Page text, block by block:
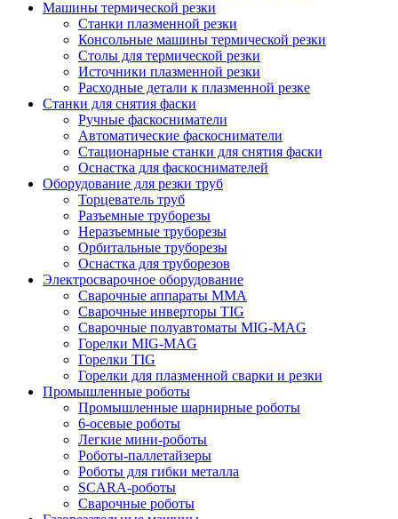
Машины термической резки
Станки плазменной резки
Консольные машины термической резки
Столы для термической резки
Источники плазменной резки
Расходные детали к плазменной резке
Станки для снятия фаски
Ручные фаскосниматели
Автоматические фаскосниматели
Стационарные станки для снятия фаски
Оснастка для фаскоснимателей
Оборудование для резки труб
Торцеватель труб
Разъемные труборезы
Неразъемные труборезы
Орбитальные труборезы
Оснастка для труборезов
Электросварочное оборудование
Сварочные аппараты MMA
Сварочные инверторы TIG
Сварочные полуавтоматы MIG-MAG
Горелки MIG-MAG
Горелки TIG
Горелки для плазменной сварки и резки
Промышленные роботы
Промышленные шарнирные роботы
6-осевые роботы
Легкие мини-роботы
Роботы-паллетайзеры
Роботы для гибки металла
SCARA-роботы
Сварочные роботы